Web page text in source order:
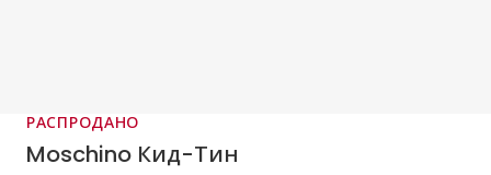
РАСПРОДАНО
Moschino Кид-Тин